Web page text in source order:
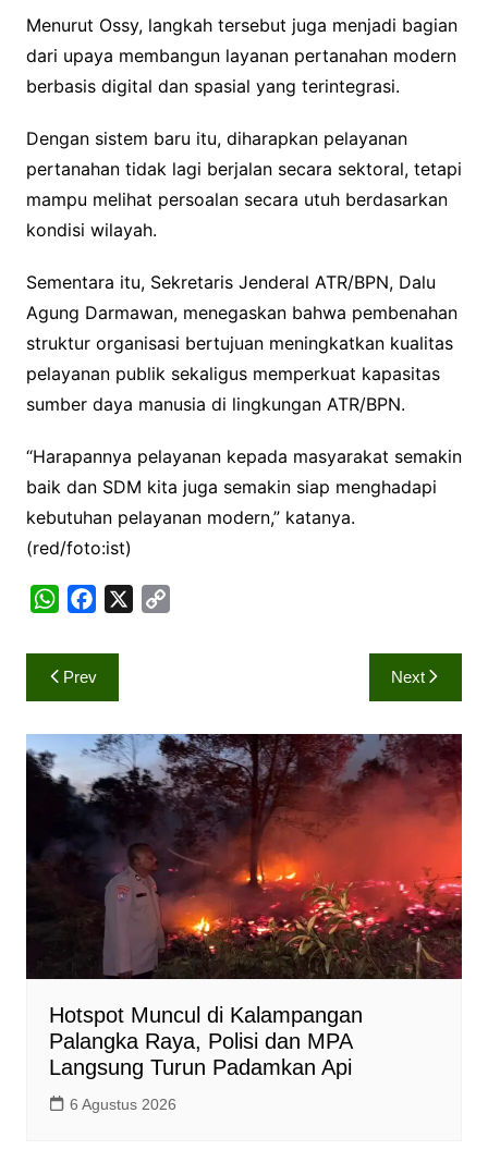
Menurut Ossy, langkah tersebut juga menjadi bagian
dari upaya membangun layanan pertanahan modern
berbasis digital dan spasial yang terintegrasi.
Dengan sistem baru itu, diharapkan pelayanan
pertanahan tidak lagi berjalan secara sektoral, tetapi
mampu melihat persoalan secara utuh berdasarkan
kondisi wilayah.
Sementara itu, Sekretaris Jenderal ATR/BPN, Dalu
Agung Darmawan, menegaskan bahwa pembenahan
struktur organisasi bertujuan meningkatkan kualitas
pelayanan publik sekaligus memperkuat kapasitas
sumber daya manusia di lingkungan ATR/BPN.
“Harapannya pelayanan kepada masyarakat semakin
baik dan SDM kita juga semakin siap menghadapi
kebutuhan pelayanan modern,” katanya.
(red/foto:ist)
W
a
t
A
p
c
e
o
o
k
i
n
k
Navigasi
pos
Prev Next
Hotspot Muncul di Kalampangan
Palangka Raya, Polisi dan MPA
Langsung Turun Padamkan Api
6 Agustus 2026